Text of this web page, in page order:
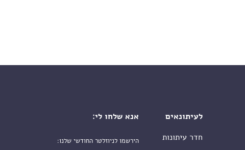
לעיתונאים
חדר עיתונות
אנא שלחו לי:
הירשמו לניוזלטר החודשי שלנו: